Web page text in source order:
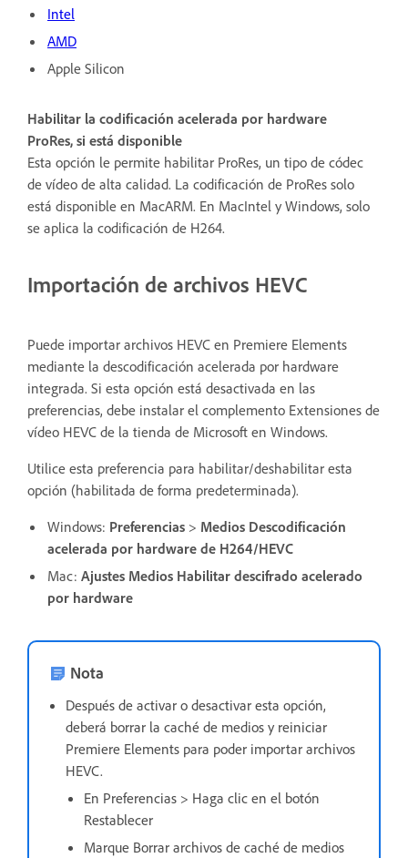
Intel
AMD
Apple Silicon
Habilitar la codificación acelerada por hardware
ProRes, si está disponible
Esta opción le permite habilitar ProRes, un tipo de códec
de vídeo de alta calidad. La codificación de ProRes solo
está disponible en MacARM. En MacIntel y Windows, solo
se aplica la codificación de H264.
Importación de archivos HEVC
Puede importar archivos HEVC en Premiere Elements
mediante la descodificación acelerada por hardware
integrada. Si esta opción está desactivada en las
preferencias, debe instalar el complemento Extensiones de
vídeo HEVC de la tienda de Microsoft en Windows.
Utilice esta preferencia para habilitar/deshabilitar esta
opción (habilitada de forma predeterminada).
Windows: Preferencias > Medios Descodificación
acelerada por hardware de H264/HEVC
Mac: Ajustes Medios Habilitar descifrado acelerado
por hardware
Nota
Después de activar o desactivar esta opción,
deberá borrar la caché de medios y reiniciar
Premiere Elements para poder importar archivos
HEVC.
En Preferencias > Haga clic en el botón
Restablecer
Marque Borrar archivos de caché de medios